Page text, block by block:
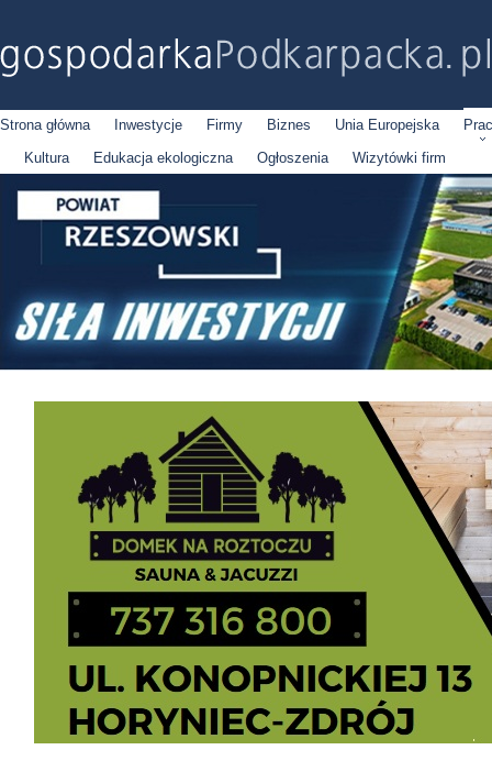
Strona główna Inwestycje Firmy Biznes Unia Europejska
Kultura
Edukacja ekologiczna Ogłoszenia Wizytówki firm